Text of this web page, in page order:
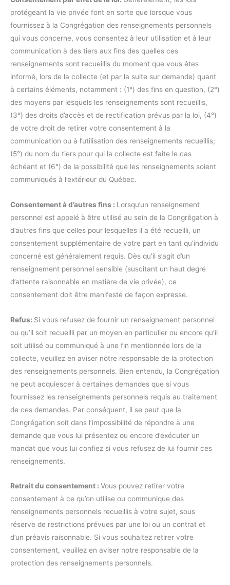
protégeant la vie privée font en sorte que lorsque vous
fournissez à la Congrégation des renseignements personnels
qui vous concerne, vous consentez à leur utilisation et à leur
communication à des tiers aux fins des quelles ces
renseignements sont recueillis du moment que vous êtes
informé, lors de la collecte (et par la suite sur demande) quant
à certains éléments, notamment : (1°) des fins en question, (2°)
des moyens par lesquels les renseignements sont recueillis,
(3°) des droits d’accès et de rectification prévus par la loi, (4°)
de votre droit de retirer votre consentement à la
communication ou à l’utilisation des renseignements recueillis;
(5°) du nom du tiers pour qui la collecte est faite le cas
échéant et (6°) de la possibilité que les renseignements soient
communiqués à l’extérieur du Québec.
Consentement à d’autres fins : Lorsqu’un renseignement
personnel est appelé à être utilisé au sein de la Congrégation à
d’autres fins que celles pour lesquelles il a été recueilli, un
consentement supplémentaire de votre part en tant qu’individu
concerné est généralement requis. Dès qu’il s’agit d’un
renseignement personnel sensible (suscitant un haut degré
d’attente raisonnable en matière de vie privée), ce
consentement doit être manifesté de façon expresse.
Refus: Si vous refusez de fournir un renseignement personnel
ou qu’il soit recueilli par un moyen en particulier ou encore qu’il
soit utilisé ou communiqué à une fin mentionnée lors de la
collecte, veuillez en aviser notre responsable de la protection
des renseignements personnels. Bien entendu, la Congrégation
ne peut acquiescer à certaines demandes que si vous
fournissez les renseignements personnels requis au traitement
de ces demandes. Par conséquent, il se peut que la
Congrégation soit dans l’impossibilité de répondre à une
demande que vous lui présentez ou encore d’exécuter un
mandat que vous lui confiez si vous refusez de lui fournir ces
renseignements.
Retrait du consentement : Vous pouvez retirer votre
consentement à ce qu’on utilise ou communique des
renseignements personnels recueillis à votre sujet, sous
réserve de restrictions prévues par une loi ou un contrat et
d’un préavis raisonnable. Si vous souhaitez retirer votre
consentement, veuillez en aviser notre responsable de la
protection des renseignements personnels.